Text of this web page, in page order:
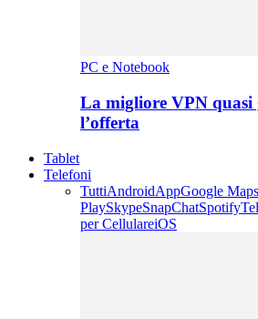
PC e Notebook
La migliore VPN quasi
l’offerta
Tablet
Telefoni
TuttiAndroidAppGoogle Maps
PlaySkypeSnapChatSpotify
per CellulareiOS